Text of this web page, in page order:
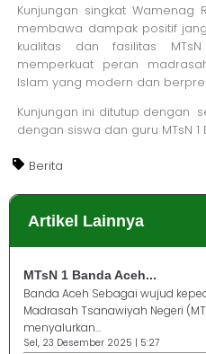
Kunjungan singkat Wamenag
membawa dampak positif
kualitas dan fasilitas
memperkuat peran
Islam yang modern dan
Kunjungan ini ditutup dengan
dengan siswa dan guru MTsN 1
Berita
Artikel Lainnya
MTsN 1 Banda Aceh...
Banda Aceh Sebagai wujud
Madrasah Tsanawiyah Negeri
menyalurkan...
Sel, 23 Desember 2025 | 5:27